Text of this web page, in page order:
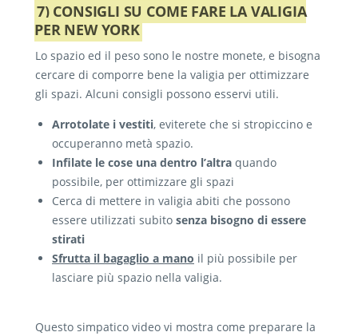
7) CONSIGLI SU COME FARE LA VALIGIA
PER NEW YORK
Lo spazio ed il peso sono le nostre monete, e bisogna
cercare di comporre bene la valigia per ottimizzare
gli spazi. Alcuni consigli possono esservi utili.
Arrotolate i vestiti, eviterete che si stropiccino e
occuperanno metà spazio.
Infilate le cose una dentro l’altra quando
possibile, per ottimizzare gli spazi
Cerca di mettere in valigia abiti che possono
essere utilizzati subito senza bisogno di essere
stirati
Sfrutta il bagaglio a mano il più possibile per
lasciare più spazio nella valigia.
Questo simpatico video vi mostra come preparare la